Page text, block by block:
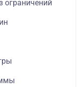
ограничений